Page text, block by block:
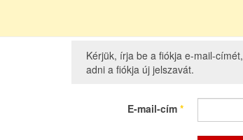
Kérjük, írja be a fiókja e-mail-
adni a fiókja új jelszavát.
E-mail-cím *